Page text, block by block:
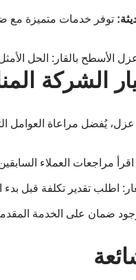
توفر خدمات متميزة مع
الشركة
يُفضل مراعاة العوامل
مراجعات العملاء
اطلب تقدير تكلفة قبل بدء
ضمان على الخدمة